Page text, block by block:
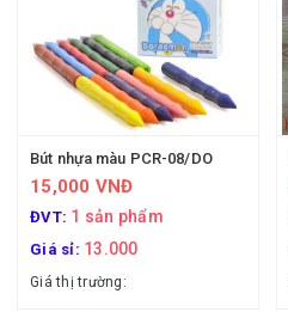
Bút nhựa màu PCR-08/DO
15,000 VNĐ
ĐVT: 1 sản phẩm
Giá sỉ: 13.000
Giá thị trường: